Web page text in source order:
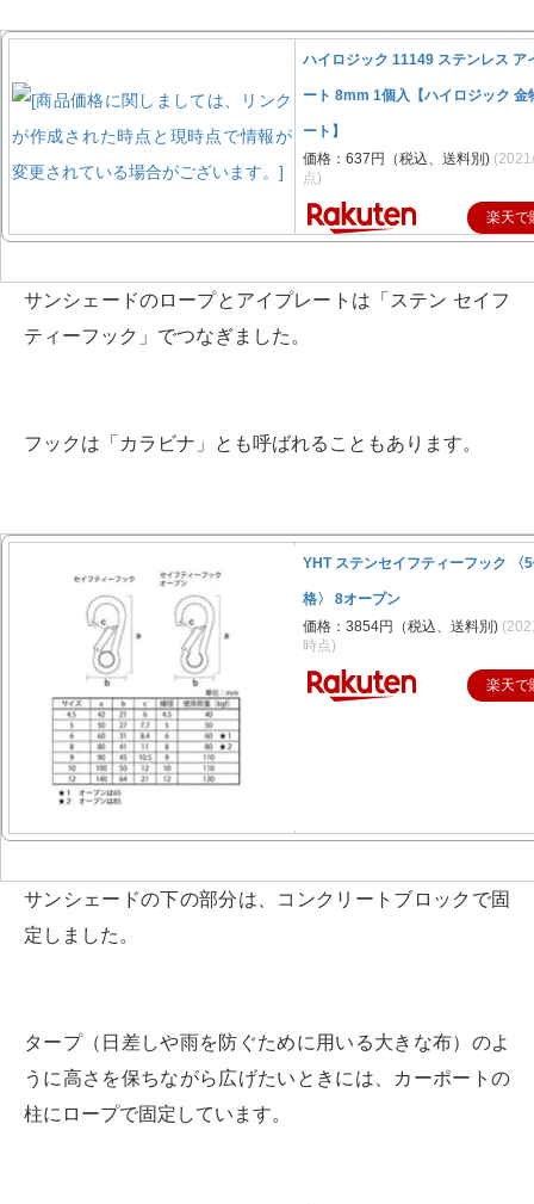
ハイロジック 11149 ステンレス ア
ート 8mm 1個入【ハイロジック 金
ート】
価格：637円（税込、送料別)
点)
楽天で
サンシェードのロープとアイプレートは「ステン セイフ
ティーフック」でつなぎました。
フックは「カラビナ」とも呼ばれることもあります。
YHT ステンセイフティーフック 〈
格〉 8オープン
価格：3854円（税込、送料別)
時点)
楽天で
サンシェードの下の部分は、コンクリートブロックで固
定しました。
タープ（日差しや雨を防ぐために用いる大きな布）のよ
うに高さを保ちながら広げたいときには、カーポートの
柱にロープで固定しています。